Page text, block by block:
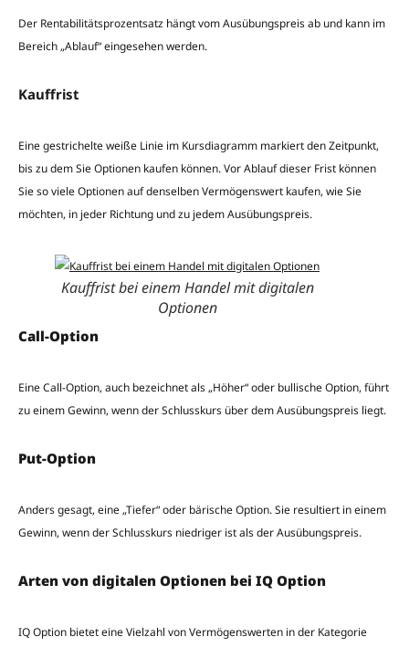
Der Rentabilitätsprozentsatz hängt vom Ausübungspreis ab und kann im
Bereich „Ablauf“ eingesehen werden.
Kauffrist
Eine gestrichelte weiße Linie im Kursdiagramm markiert den Zeitpunkt,
bis zu dem Sie Optionen kaufen können. Vor Ablauf dieser Frist können
Sie so viele Optionen auf denselben Vermögenswert kaufen, wie Sie
möchten, in jeder Richtung und zu jedem Ausübungspreis.
Kauffrist bei einem Handel mit digitalen
Optionen
Call-Option
Eine Call-Option, auch bezeichnet als „Höher“ oder bullische Option, führt
zu einem Gewinn, wenn der Schlusskurs über dem Ausübungspreis liegt.
Put-Option
Anders gesagt, eine „Tiefer“ oder bärische Option. Sie resultiert in einem
Gewinn, wenn der Schlusskurs niedriger ist als der Ausübungspreis.
Arten von digitalen Optionen bei IQ Option
IQ Option bietet eine Vielzahl von Vermögenswerten in der Kategorie